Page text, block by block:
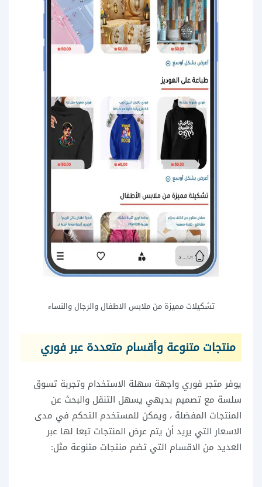
تشكيلات مميزة من ملابس الاطفال والرجال والنساء
منتجات متنوعة وأقسام متعددة عبر فوري
يوفر متجر فوري واجهة سهلة الاستخدام وتجربة تسوق
سلسة مع تصميم بديهي يسهل التنقل والبحث عن
المنتجات المفضلة ، ويمكن للمستخدم التحكم في مدى
الاسعار التي يريد أن يتم عرض المنتجات تبعا لها عبر
العديد من الاقسام التي تضم منتجات متنوعة مثل: